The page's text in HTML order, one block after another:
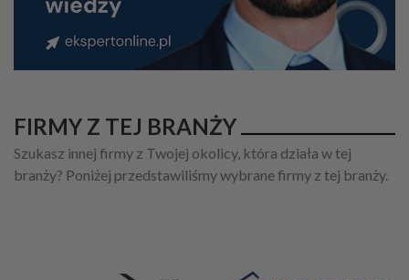
FIRMY Z TEJ BRANŻY
Szukasz innej firmy z Twojej okolicy, która działa w tej
branży? Poniżej przedstawiliśmy wybrane firmy z tej branży.